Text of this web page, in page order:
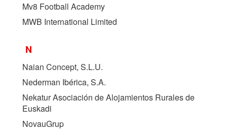
Mv8 Football Academy
MWB International Limited
N
Naian Concept, S.L.U.
Nederman Ibérica, S.A.
Nekatur Asociación de Alojamientos Rurales de
Euskadi
NovauGrup